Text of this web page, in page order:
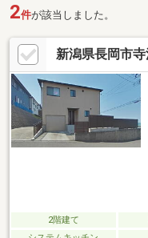
2件が該当しました。
新潟県長岡市
2階建て